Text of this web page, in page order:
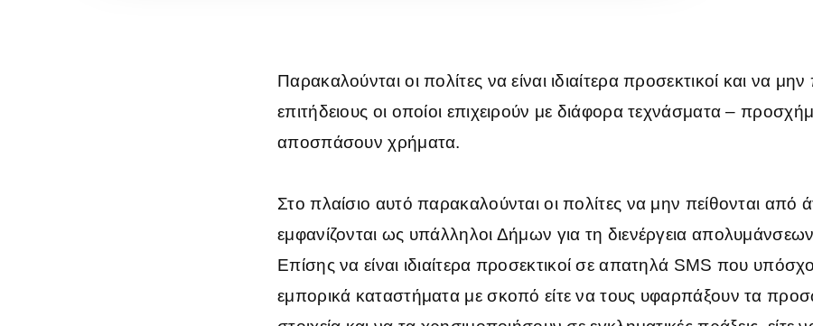
Παρακαλούνται οι πολίτες να είναι ιδιαίτερα προσεκτικοί και να
επιτήδειους οι οποίοι επιχειρούν με διάφορα τεχνάσματα –
αποσπάσουν χρήματα.
Στο πλαίσιο αυτό παρακαλούνται οι πολίτες να μην πείθονται από
εμφανίζονται ως υπάλληλοι Δήμων για τη διενέργεια
Επίσης να είναι ιδιαίτερα προσεκτικοί σε απατηλά SMS που
εμπορικά καταστήματα με σκοπό είτε να τους υφαρπάξουν τα